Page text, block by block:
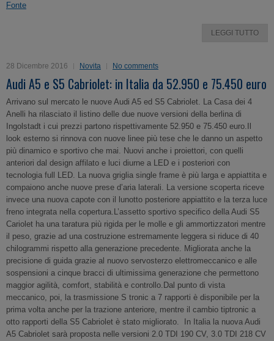
Fonte
LEGGI TUTTO
28 Dicembre 2016 Novita No comments
Audi A5 e S5 Cabriolet: in Italia da 52.950 e 75.450 euro
Arrivano sul mercato le nuove Audi A5 ed S5 Cabriolet. La Casa dei 4
Anelli ha rilasciato il listino delle due nuove versioni della berlina di
Ingolstadt i cui prezzi partono rispettivamente 52.950 e 75.450 euro.Il
look esterno si rinnova con nuove linee più tese che le danno un aspetto
più dinamico e sportivo che mai. Nuovi anche i proiettori, con quelli
anteriori dal design affilato e luci diurne a LED e i posteriori con
tecnologia full LED. La nuova griglia single frame è più larga e appiattita e
compaiono anche nuove prese d’aria laterali. La versione scoperta riceve
invece una nuova capote con il lunotto posteriore appiattito e la terza luce
freno integrata nella copertura.L’assetto sportivo specifico della Audi S5
Cariolet ha una taratura più rigida per le molle e gli ammortizzatori mentre
il peso, grazie ad una costruzione estremamente leggera si riduce di 40
chilogrammi rispetto alla generazione precedente. Migliorata anche la
precisione di guida grazie al nuovo servosterzo elettromeccanico e alle
sospensioni a cinque bracci di ultimissima generazione che permettono
maggior agilità, comfort, stabilità e controllo.Dal punto di vista
meccanico, poi, la trasmissione S tronic a 7 rapporti è disponibile per la
prima volta anche per la trazione anteriore, mentre il cambio tiptronic a
otto rapporti della S5 Cabriolet è stato migliorato. In Italia la nuova Audi
A5 Cabriolet sarà proposta nelle versioni 2.0 TDI 190 CV, 3.0 TDI 218 CV